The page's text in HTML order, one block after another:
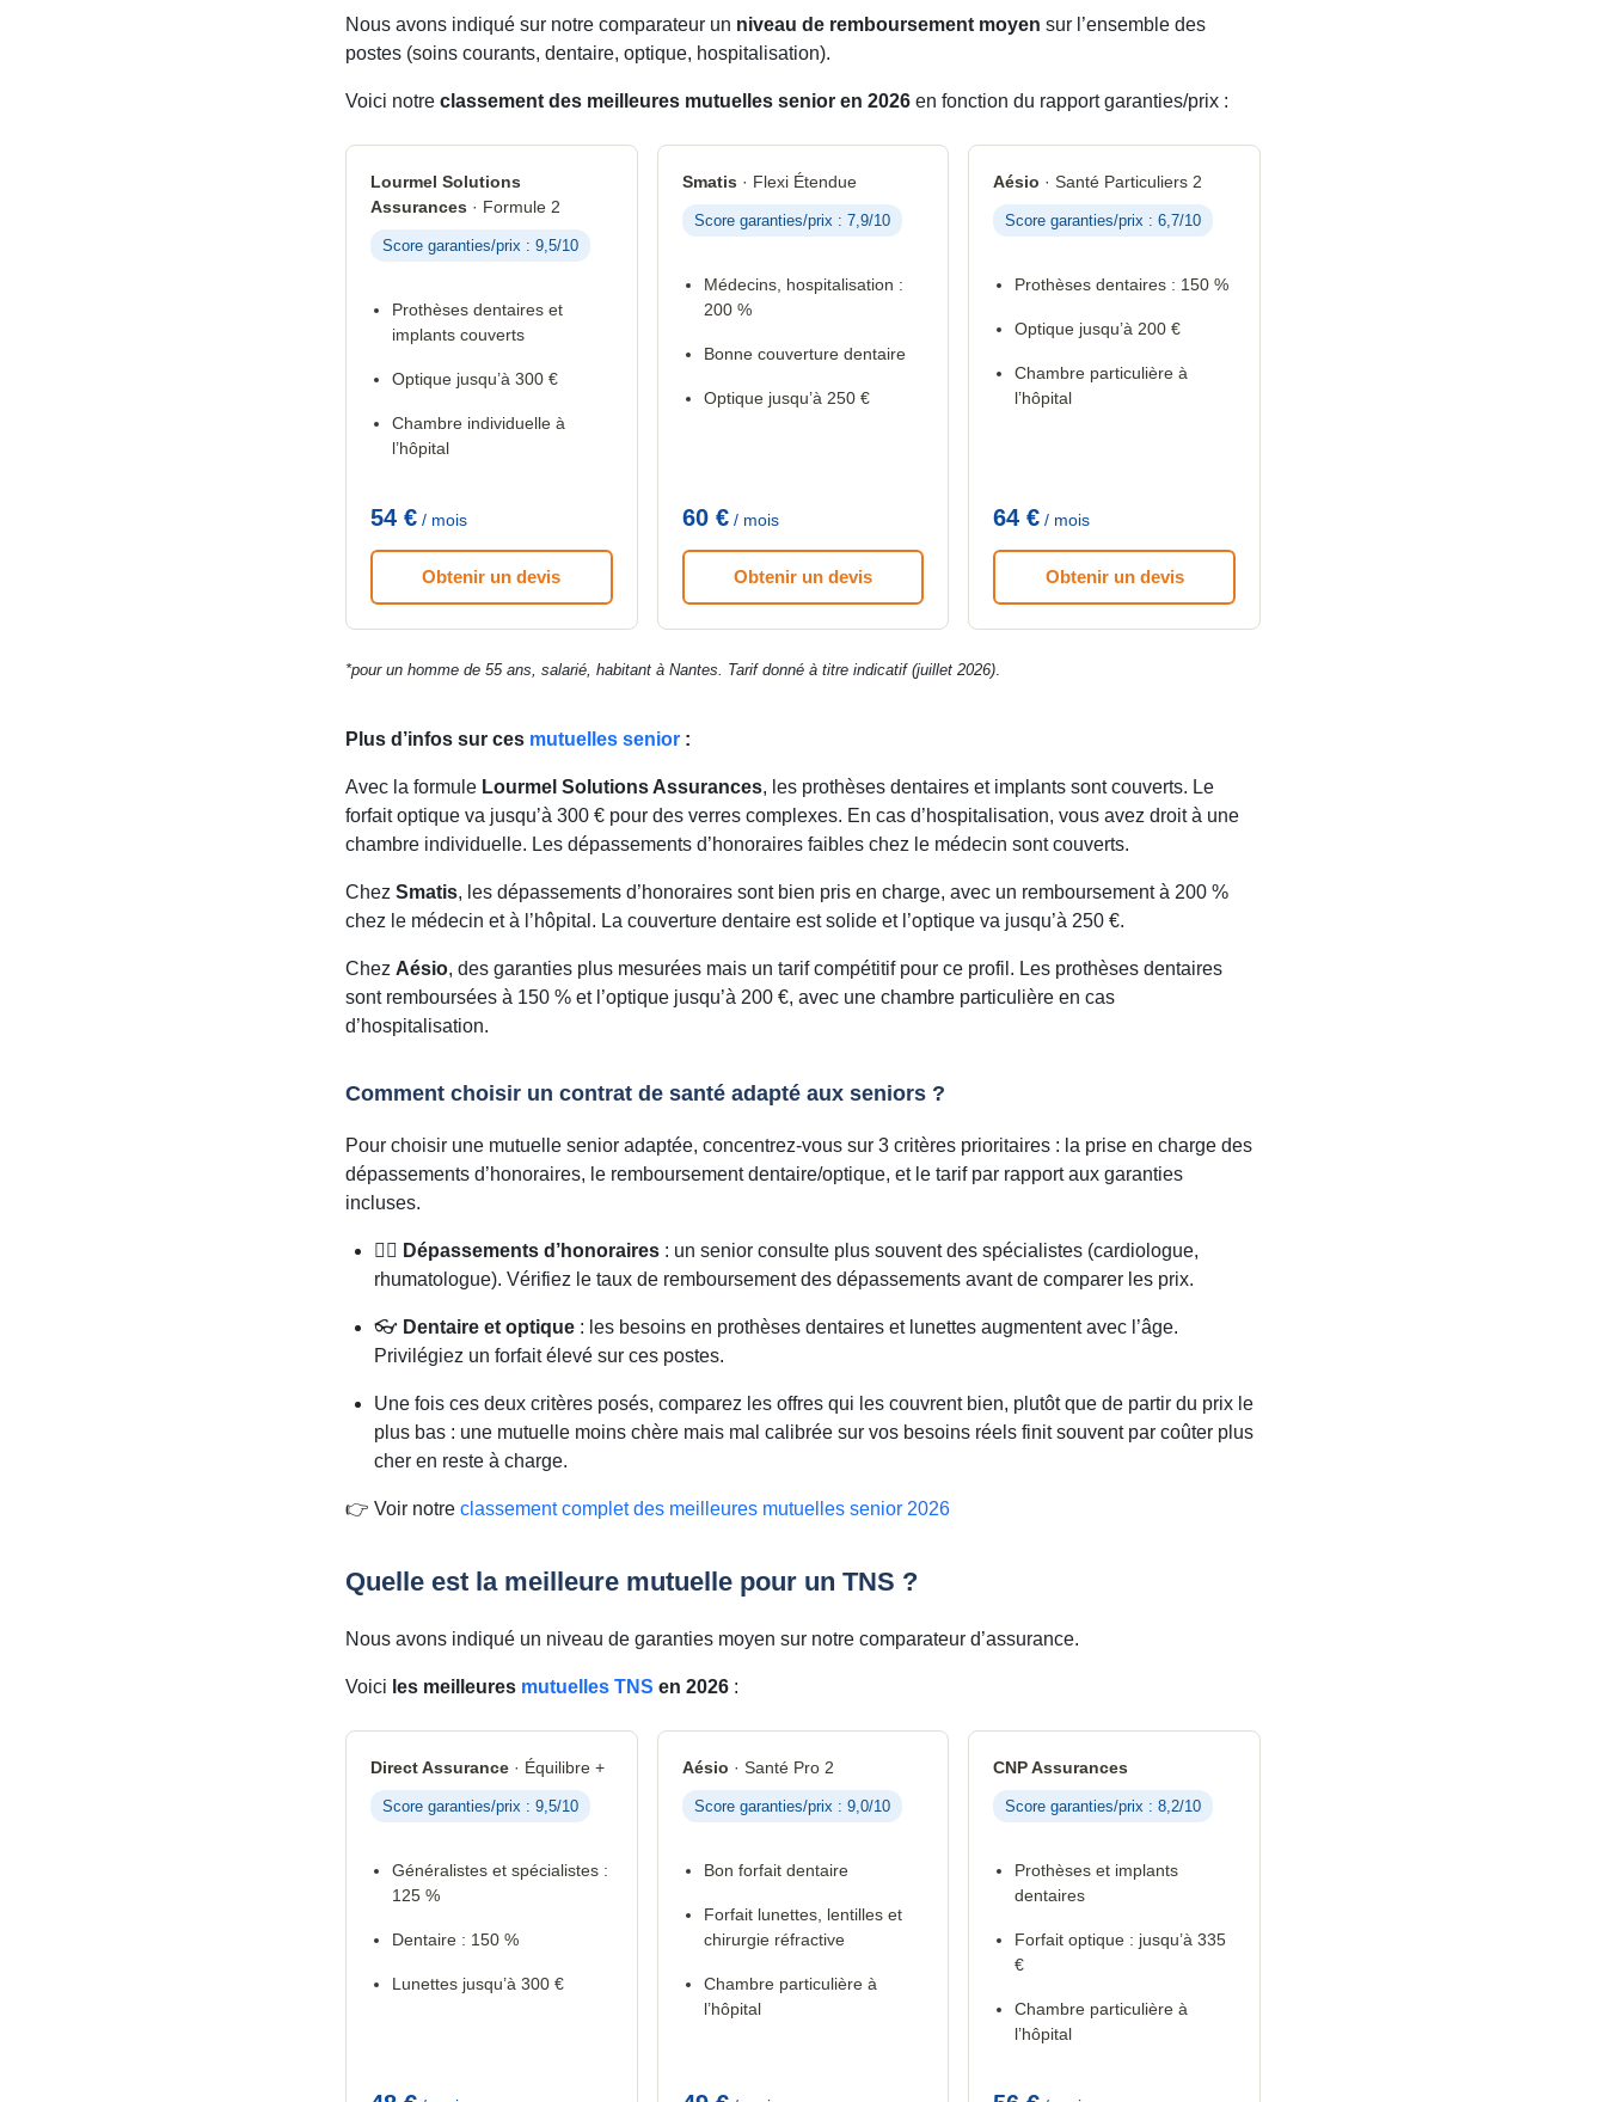
Nous avons indiqué sur notre comparateur un niveau de remboursement moyen sur l’ensemble des
postes (soins courants, dentaire, optique, hospitalisation).
Voici notre classement des meilleures mutuelles senior en 2026en fonction du rapport garanties/prix :
Lourmel Solutions
Assurances · Formule 2
Score garanties/prix : 9,5/10
Prothèses dentaires et
implants couverts
Optique jusqu’à 300 €
Chambre individuelle à
l’hôpital
54 €/ mois
Obtenir un devis
Smatis · Flexi Étendue
Score garanties/prix : 7,9/10
Médecins, hospitalisation :
200 %
Bonne couverture dentaire
Optique jusqu’à 250 €
60 €/ mois
Obtenir un devis
Aésio · Santé Particuliers 2
Score garanties/prix : 6,7/10
Prothèses dentaires : 150 %
Optique jusqu’à 200 €
Chambre particulière à
l’hôpital
64 € / mois
Obtenir un devis
*pour un homme de 55 ans, salarié, habitant à Nantes. Tarif donné à titre indicatif (juillet 2026).
Plus d’infos sur ces mutuelles senior:
Avec la formule Lourmel Solutions Assurances, les prothèses dentaires et implants sont couverts. Le
forfait optique va jusqu’à 300 € pour des verres complexes. En cas d’hospitalisation, vous avez droit à une
chambre individuelle. Les dépassements d’honoraires faibles chez le médecin sont couverts.
Chez Smatis, les dépassements d’honoraires sont bien pris en charge, avec un remboursement à 200 %
chez le médecin et à l’hôpital. La couverture dentaire est solide et l’optique va jusqu’à 250 €.
Chez Aésio, des garanties plus mesurées mais un tarif compétitif pour ce profil. Les prothèses dentaires
sont remboursées à 150 % et l’optique jusqu’à 200 €, avec une chambre particulière en cas
d’hospitalisation.
Comment choisir un contrat de santé adapté aux seniors ?
Pour choisir une mutuelle senior adaptée, concentrez-vous sur 3 critères prioritaires : la prise en charge des
dépassements d’honoraires, le remboursement dentaire/optique, et le tarif par rapport aux garanties
incluses.
👨‍⚕️ Dépassements d’honoraires: un senior consulte plus souvent des spécialistes (cardiologue,
rhumatologue). Vérifiez le taux de remboursement des dépassements avant de comparer les prix.
👓 Dentaire et optique: les besoins en prothèses dentaires et lunettes augmentent avec l’âge.
Privilégiez un forfait élevé sur ces postes.
Une fois ces deux critères posés, comparez les offres qui les couvrent bien, plutôt que de partir du prix le
plus bas : une mutuelle moins chère mais mal calibrée sur vos besoins réels finit souvent par coûter plus
cher en reste à charge.
👉 Voir notre classement complet des meilleures mutuelles senior 2026
Quelle est la meilleure mutuelle pour un TNS ?
Nous avons indiqué un niveau de garanties moyen sur notre comparateur d’assurance.
Voici les meilleures mutuelles TNS en 2026:
Direct Assurance· Équilibre +
Score garanties/prix : 9,5/10
Généralistes et spécialistes :
125 %
Dentaire : 150 %
Lunettes jusqu’à 300 €
Aésio · Santé Pro 2
Score garanties/prix : 9,0/10
Bon forfait dentaire
Forfait lunettes, lentilles et
chirurgie réfractive
Chambre particulière à
l’hôpital
CNP Assurances
Score garanties/prix : 8,2/10
Prothèses et implants
dentaires
Forfait optique : jusqu’à 335
€
Chambre particulière à
l’hôpital